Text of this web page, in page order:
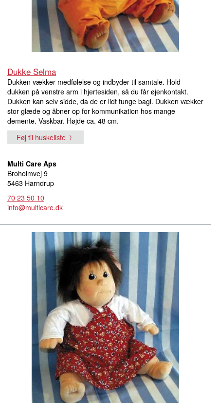
Dukke Selma
Dukken vækker medfølelse og indbyder til samtale. Hold
dukken på venstre arm i hjertesiden, så du får øjenkontakt.
Dukken kan selv sidde, da de er lidt tunge bagi. Dukken vækker
stor glæde og åbner op for kommunikation hos mange
demente. Vaskbar. Højde ca. 48 cm.
Føj til huskeliste
Multi Care Aps
Broholmvej 9
5463 Harndrup
70 23 50 10
info@multicare.dk